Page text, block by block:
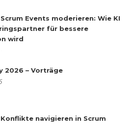
Events moderieren: Wie KI
für bessere
wird
2026 – Vorträge
navigieren in Scrum